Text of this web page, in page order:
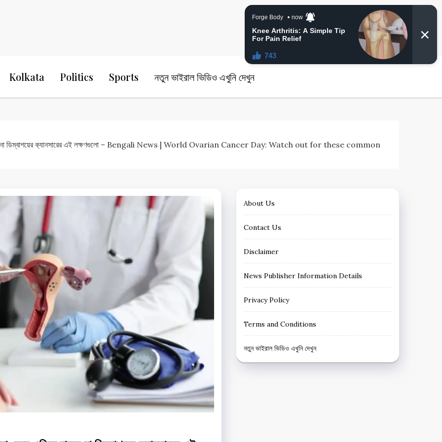
24 Ghanta Bangla News
Kolkata Politics Sports নতুন ভাইরাল ভিডিও এখুনি দেখুন
না ডিম্বাশয়ের ক‍্যানসারের এই লক্ষণগুলো – Bengali News | World Ovarian Cancer Day: Watch out for these common
About Us
Contact Us
Disclaimer
News Publisher Information Details
Privacy Policy
Terms and Conditions
নতুন ভাইরাল ভিডিও এখুনি দেখুন